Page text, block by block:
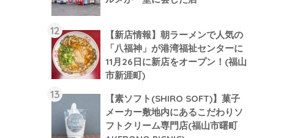
【新店情報】朝ラーメンで人気の
「八福神」が港湾福祉センターに
11月26日に新店をオープン！(福山
市新涯町)
【素ソフト(SHIRO SOFT)】菓子
メーカー敷地内にあるこだわりソ
フトクリーム専門店(福山市曙町